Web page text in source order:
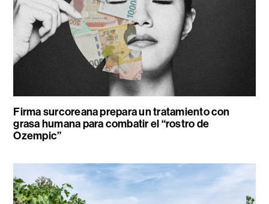
Firma surcoreana prepara un tratamiento con
grasa humana para combatir el “rostro de
Ozempic”